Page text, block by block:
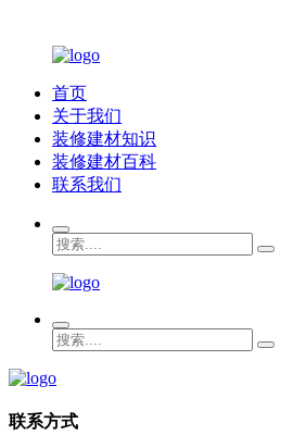
首页
关于我们
装修建材知识
装修建材百科
联系我们
联系方式